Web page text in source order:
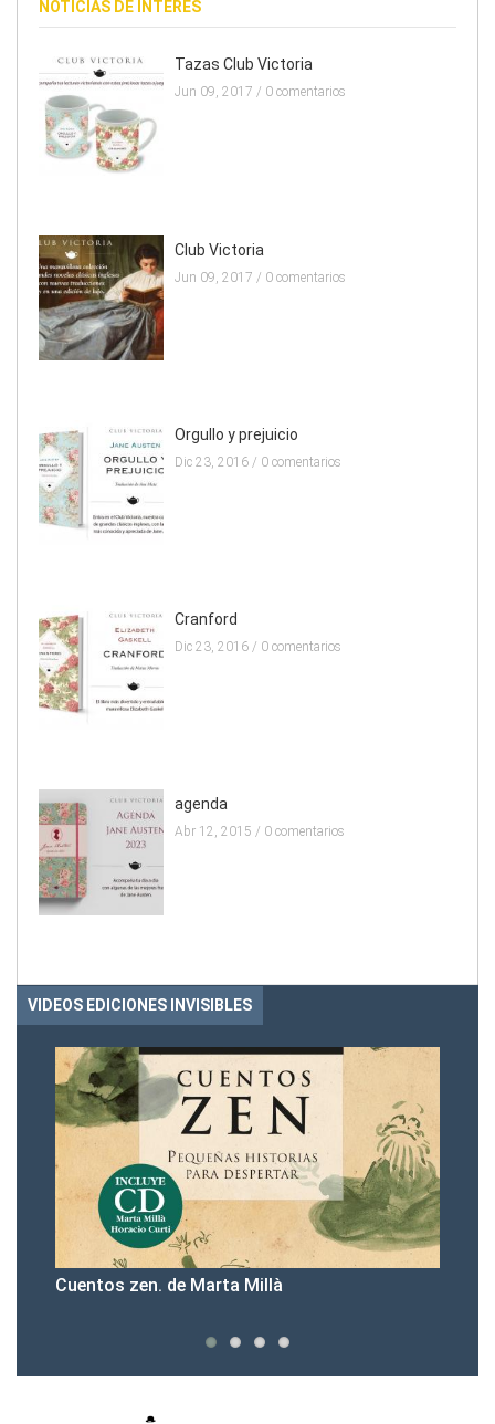
NOTICIAS DE INTERES
Tazas Club Victoria
Jun 09, 2017 / 0 comentarios
Club Victoria
Jun 09, 2017 / 0 comentarios
Orgullo y prejuicio
Dic 23, 2016 / 0 comentarios
Cranford
Dic 23, 2016 / 0 comentarios
agenda
Abr 12, 2015 / 0 comentarios
VIDEOS EDICIONES INVISIBLES
zen. de Marta Millà